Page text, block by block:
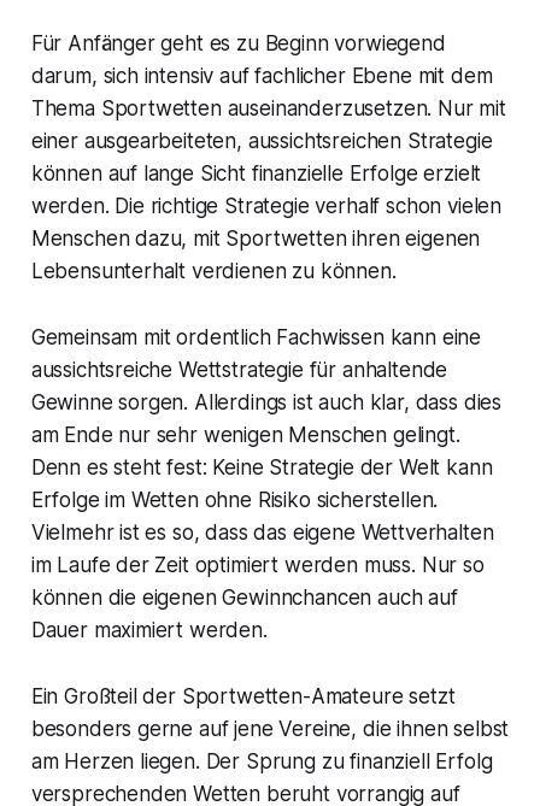
Für Anfänger geht es zu Beginn vorwiegend
darum, sich intensiv auf fachlicher Ebene mit dem
Thema Sportwetten auseinanderzusetzen. Nur mit
einer ausgearbeiteten, aussichtsreichen Strategie
können auf lange Sicht finanzielle Erfolge erzielt
werden. Die richtige Strategie verhalf schon vielen
Menschen dazu, mit Sportwetten ihren eigenen
Lebensunterhalt verdienen zu können.
Gemeinsam mit ordentlich Fachwissen kann eine
aussichtsreiche Wettstrategie für anhaltende
Gewinne sorgen. Allerdings ist auch klar, dass dies
am Ende nur sehr wenigen Menschen gelingt.
Denn es steht fest: Keine Strategie der Welt kann
Erfolge im Wetten ohne Risiko sicherstellen.
Vielmehr ist es so, dass das eigene Wettverhalten
im Laufe der Zeit optimiert werden muss. Nur so
können die eigenen Gewinnchancen auch auf
Dauer maximiert werden.
Ein Großteil der Sportwetten-Amateure setzt
besonders gerne auf jene Vereine, die ihnen selbst
am Herzen liegen. Der Sprung zu finanziell Erfolg
versprechenden Wetten beruht vorrangig auf